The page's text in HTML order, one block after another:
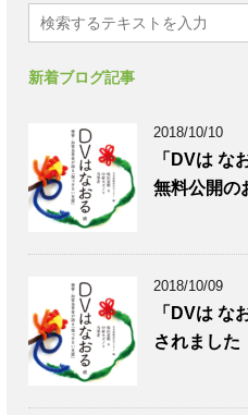
新着ブログ記事
2018/10/10
「DVは な
無料公開の
2018/10/09
「DVは な
されました